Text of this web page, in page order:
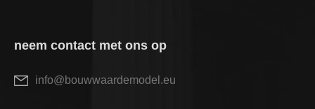
neem contact met ons op
info@bouwwaardemodel.eu